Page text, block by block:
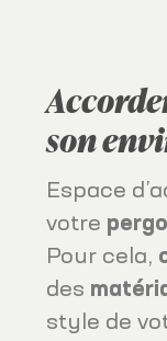
son
Espace
votre
Pour cela,
des
style de